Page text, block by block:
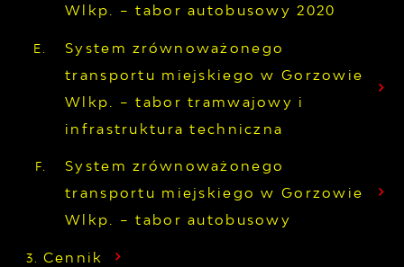
Wlkp. – tabor autobusowy 2020
System zrównoważonego
transportu miejskiego w Gorzowie
Wlkp. – tabor tramwajowy i
infrastruktura techniczna
System zrównoważonego
transportu miejskiego w Gorzowie
Wlkp. – tabor autobusowy
Cennik